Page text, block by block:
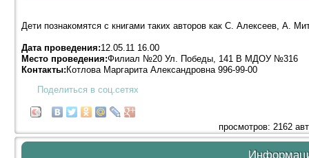
Дети познакомятся с книгами таких авторов как С. Алексеев, А.
Дата проведения:12.05.11 16.00
Место проведения:Филиал №20 Ул. Победы, 141 В МДОУ №316
Контакты: Котлова Маргарита Александровна 996-99-00
Поделиться в соц.сетях
просмотров: 2162